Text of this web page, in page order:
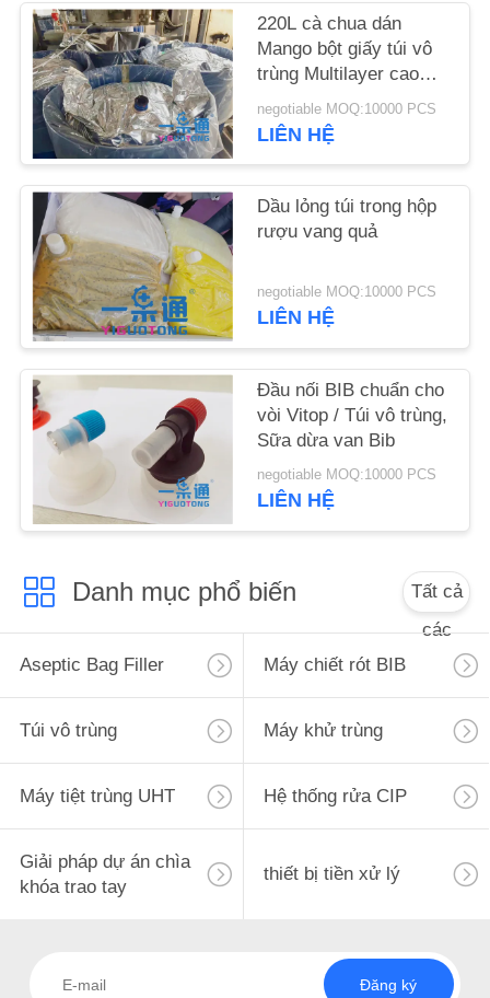
LƯỢNG
LIÊN
CHÚNG
TÔI
TIN
TỨC
CÁC
TRƯỜNG
HỢP
SƠ
TRANG
WEB
PRIVACY
POLICY
220L cà chua dán
Mango bột giấy túi vô
trùng Multilayer cao
Barrier
negotiable MOQ:10000 PCS
LIÊN HỆ
Dầu lỏng túi trong hộp
rượu vang quả
negotiable MOQ:10000 PCS
LIÊN HỆ
Đầu nối BIB chuẩn cho
vòi Vitop / Túi vô trùng,
Sữa dừa van Bib
negotiable MOQ:10000 PCS
LIÊN HỆ
Danh mục phổ biến
Tất cả
các
Aseptic Bag Filler
Máy chiết rót BIB
Túi vô trùng Máy khử trùng
Máy tiệt trùng UHT Hệ thống rửa CIP
Giải pháp dự án chìa
khóa trao tay
thiết bị tiền xử lý
Đăng ký